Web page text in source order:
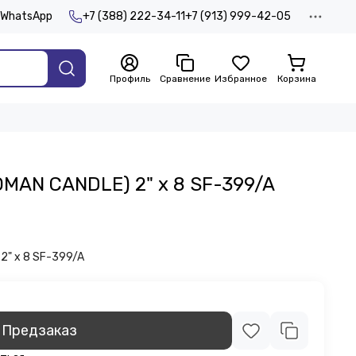
WhatsApp +7 (388) 222-34-11+7 (913) 999-42-05
Профиль Сравнение Избранное Корзина
CANDLE) 2" х 8 SF-399/A
2" х 8 SF-399/A
Предзаказ